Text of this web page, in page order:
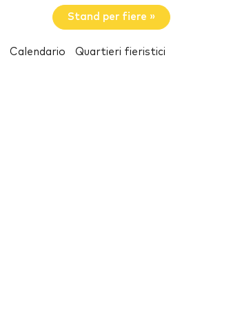
Stand per fiere »
Calendario Quartieri fieristici